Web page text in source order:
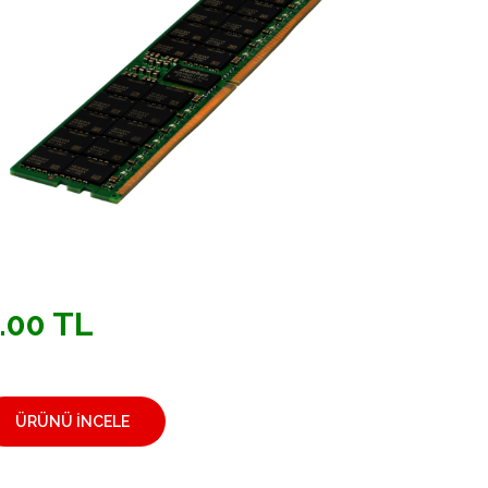
TL
ÜRÜNÜ İNCELE